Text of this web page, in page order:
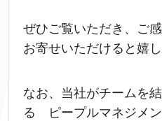
ぜひご覧いただき、ご
お寄せいただけると嬉し
なお、当社がチームを
る ピープルマネジメ